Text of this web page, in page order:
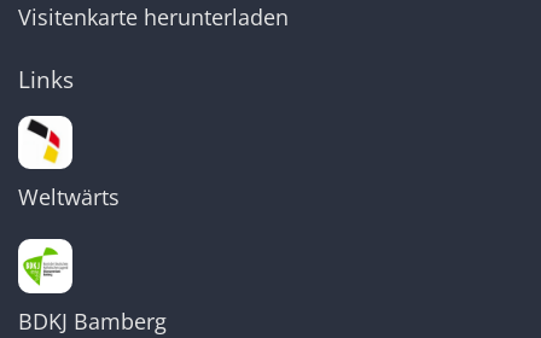
Visitenkarte herunterladen
Links
Weltwärts
BDKJ Bamberg